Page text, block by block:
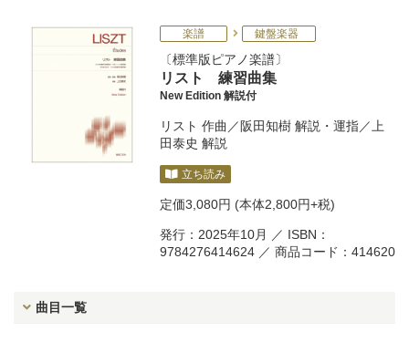
楽譜 鍵盤楽器
標準版ピアノ楽譜
リスト 練習曲集
New Edition 解説付
リスト 作曲／ 阪田知樹 解説・運指／ 上
田泰史 解説
立ち読み
定価3,080円 (本体2,800円+税)
発行：2025年10月 ／ ISBN：
9784276414624 ／ 商品コード：414620
曲目一覧